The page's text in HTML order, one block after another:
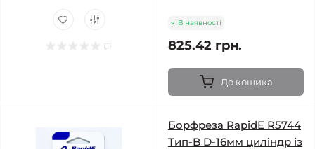
В наявності
825.42 грн.
До кошика
Борфреза RapidE R5744
Тип-B D-16мм циліндр із